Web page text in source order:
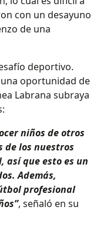
con un desayuno
de una
deportivo.
oportunidad de
Labrana subraya
niños de otros
de los nuestros
así que esto es un
Además,
profesional
, señaló en su